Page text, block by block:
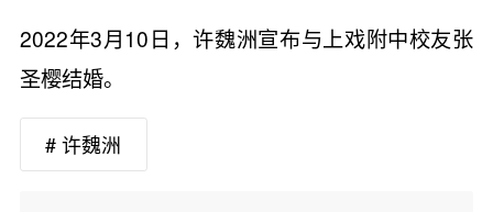
2022年3月10日，许魏洲宣布与上戏附中校友张
圣樱结婚。
# 许魏洲